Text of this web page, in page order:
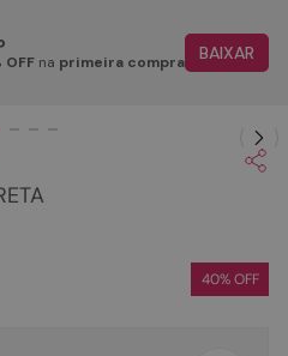
OFF na primeira compra BAIXAR
40% OFF